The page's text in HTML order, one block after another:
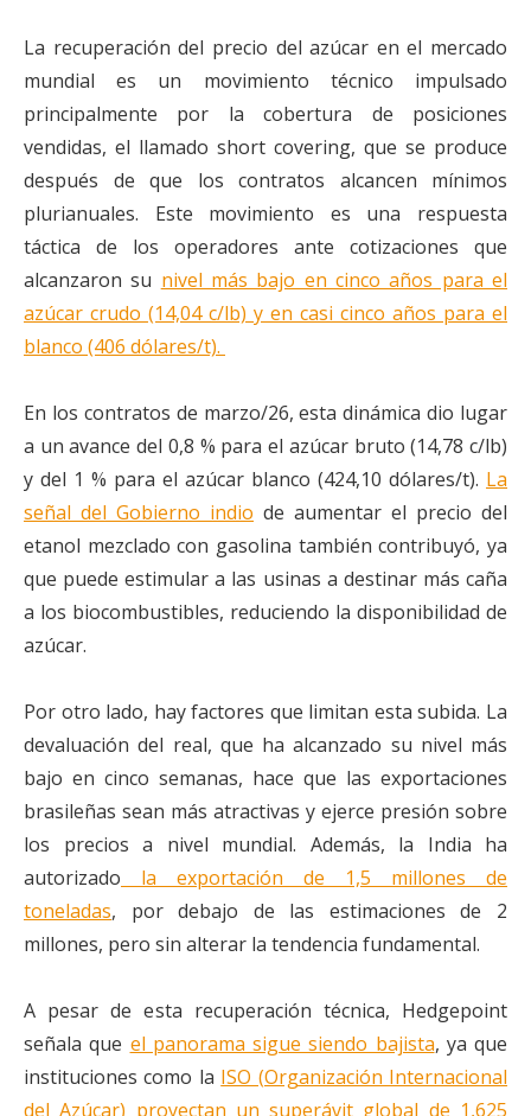
La recuperación del precio del azúcar en el mercado
mundial es un movimiento técnico impulsado
principalmente por la cobertura de posiciones
vendidas, el llamado short covering, que se produce
después de que los contratos alcancen mínimos
plurianuales. Este movimiento es una respuesta
táctica de los operadores ante cotizaciones que
alcanzaron su nivel más bajo en cinco años para el
azúcar crudo (14,04 c/lb) y en casi cinco años para el
blanco (406 dólares/t).
En los contratos de marzo/26, esta dinámica dio lugar
a un avance del 0,8 % para el azúcar bruto (14,78 c/lb)
y del 1 % para el azúcar blanco (424,10 dólares/t). La
señal del Gobierno indio de aumentar el precio del
etanol mezclado con gasolina también contribuyó, ya
que puede estimular a las usinas a destinar más caña
a los biocombustibles, reduciendo la disponibilidad de
azúcar.
Por otro lado, hay factores que limitan esta subida. La
devaluación del real, que ha alcanzado su nivel más
bajo en cinco semanas, hace que las exportaciones
brasileñas sean más atractivas y ejerce presión sobre
los precios a nivel mundial. Además, la India ha
autorizado la exportación de 1,5 millones de
toneladas, por debajo de las estimaciones de 2
millones, pero sin alterar la tendencia fundamental.
A pesar de esta recuperación técnica, Hedgepoint
señala que el panorama sigue siendo bajista, ya que
instituciones como la ISO (Organización Internacional
del Azúcar) proyectan un superávit global de 1,625